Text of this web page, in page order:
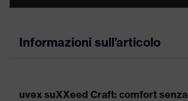
Informazioni sull’articolo
uvex suXXeed Craft: comfort senza